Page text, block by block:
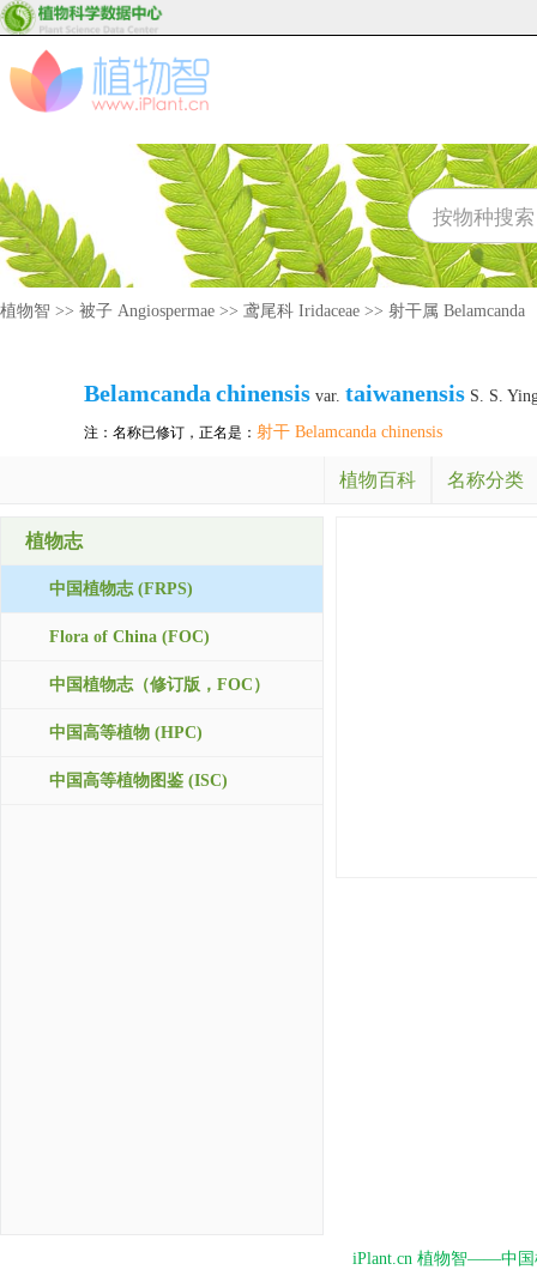
植物智 >> 被子 Angiospermae >> 鸢尾科 Iridaceae >> 射干属 Belamcanda
Belamcanda chinensis var. taiwanensis S. S.
注：名称已修订，正名是： 射干 Belamcanda chinensis
植物百科 名称分类
植物志
中国植物志 (FRPS)
Flora of China (FOC)
中国植物志（修订版，FOC）
中国高等植物 (HPC)
中国高等植物图鉴 (ISC)
iPlant.cn 植物智——中国